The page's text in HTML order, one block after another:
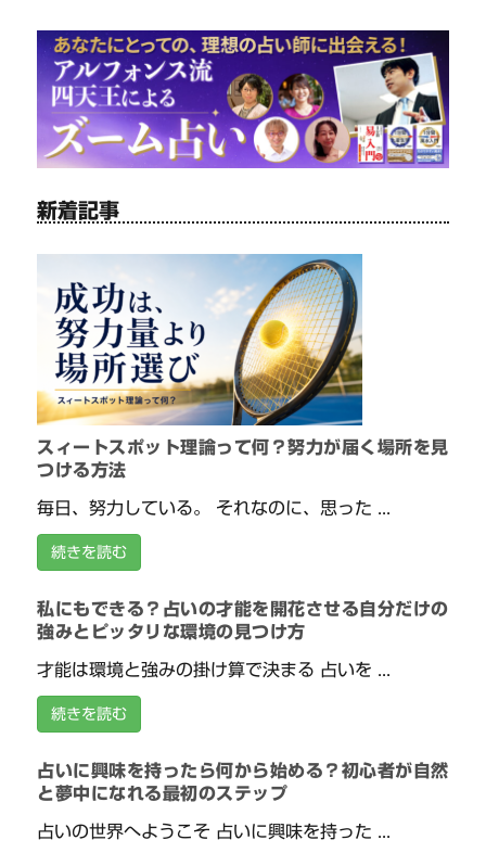
新着記事
スィートスポット理論って何？努力が届く場所を見
つける方法
毎日、努力している。 それなのに、思った ...
続きを読む
私にもできる？占いの才能を開花させる自分だけの
強みとピッタリな環境の見つけ方
才能は環境と強みの掛け算で決まる 占いを ...
続きを読む
占いに興味を持ったら何から始める？初心者が自然
と夢中になれる最初のステップ
占いの世界へようこそ 占いに興味を持った ...